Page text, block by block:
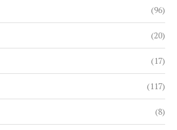
(96)
(20)
(17)
(117)
(8)